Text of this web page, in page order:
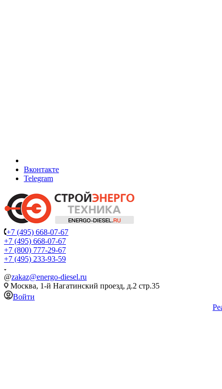
Вконтакте
Telegram
+7 (495) 668-07-67
+7 (495) 668-07-67
+7 (800) 777-29-67
+7 (495) 233-93-59
@zakaz@energo-diesel.ru
Москва, 1-й Нагатинский проезд, д.2 стр.35
Войти